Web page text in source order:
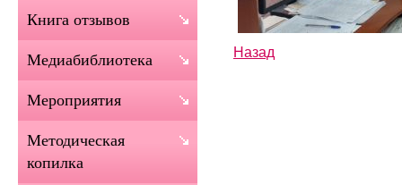
Назад
Книга отзывов
Медиабиблиотека
Мероприятия
Методическая
копилка